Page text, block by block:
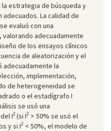
la estrategia de búsqueda y
La calidad de
evaluó con una
adecuadamente
de los ensayos clínicos
de aleatorización y el
adecuadamente la
implementación,
de heterogeneidad se
o el estadígrafo I
se usó una
I2(si I2 > 50% se usó el
y si I2 < 50%, el modelo de